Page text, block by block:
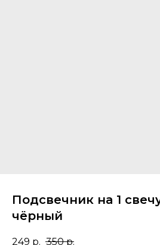
Подсвечник на 1
чёрный
249 р. 350 р.